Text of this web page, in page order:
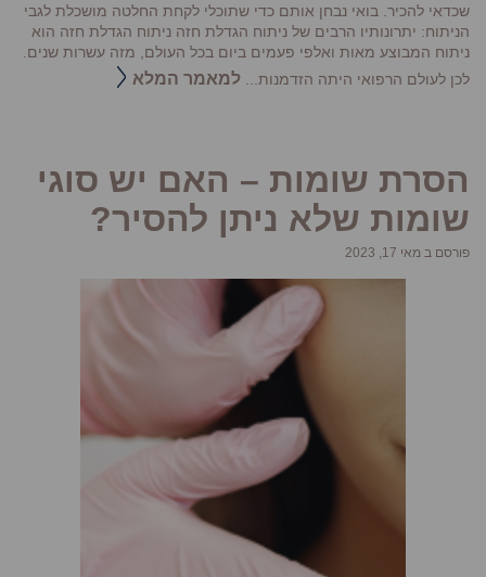
שכדאי להכיר. בואי נבחן אותם כדי שתוכלי לקחת החלטה מושכלת לגבי
הניתוח: יתרונותיו הרבים של ניתוח הגדלת חזה ניתוח הגדלת חזה הוא
ניתוח המבוצע מאות ואלפי פעמים ביום בכל העולם, מזה עשרות שנים.
לכן לעולם הרפואי היתה הזדמנות... למאמר המלא
הסרת שומות – האם יש סוגי
שומות שלא ניתן להסיר?
פורסם ב מאי 17, 2023